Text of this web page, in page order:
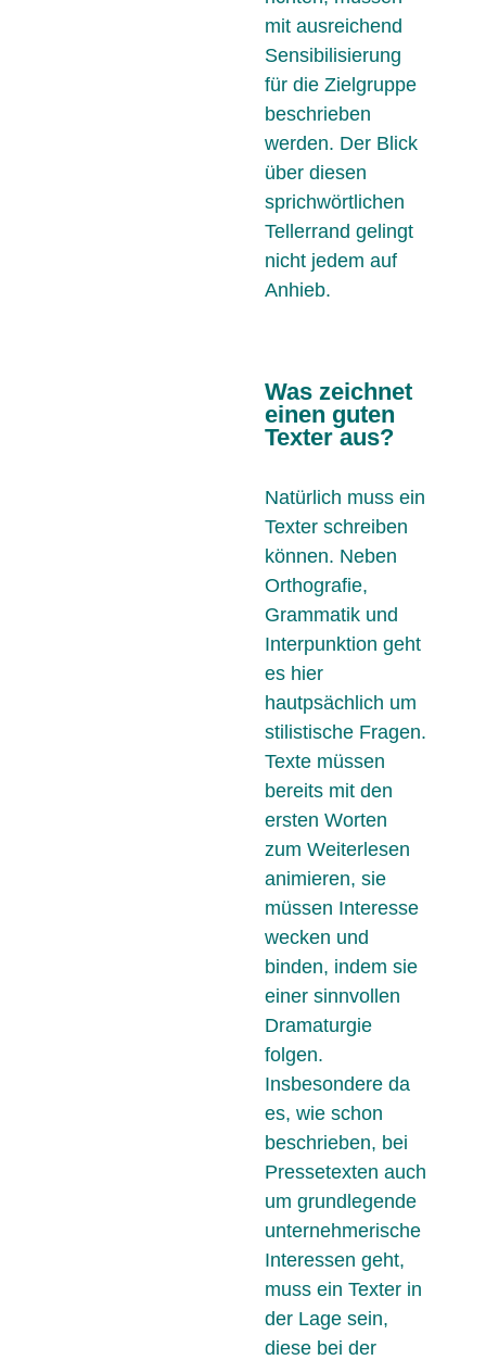
mit ausreichend
Sensibilisierung
für die Zielgruppe
beschrieben
werden. Der Blick
über diesen
sprichwörtlichen
Tellerrand gelingt
nicht jedem auf
Anhieb.
Was zeichnet
einen guten
Texter aus?
Natürlich muss ein
Texter schreiben
können. Neben
Orthografie,
Grammatik und
Interpunktion geht
es hier
hautpsächlich um
stilistische Fragen.
Texte müssen
bereits mit den
ersten Worten
zum Weiterlesen
animieren, sie
müssen Interesse
wecken und
binden, indem sie
einer sinnvollen
Dramaturgie
folgen.
Insbesondere da
es, wie schon
beschrieben, bei
Pressetexten auch
um grundlegende
unternehmerische
Interessen geht,
muss ein Texter in
der Lage sein,
diese bei der